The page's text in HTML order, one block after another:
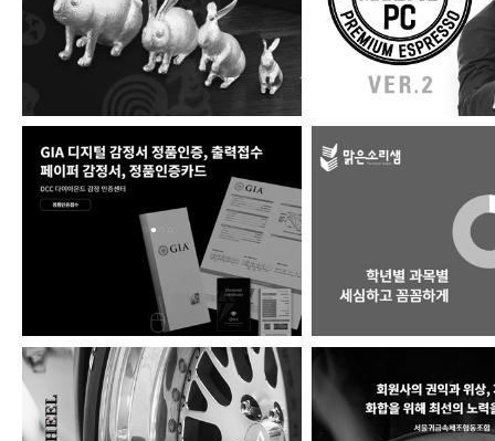
(주)국민귀금속거래소 맥스피드PC
DCC 다이아몬드 감정 인… 과외 매칭 플랫폼